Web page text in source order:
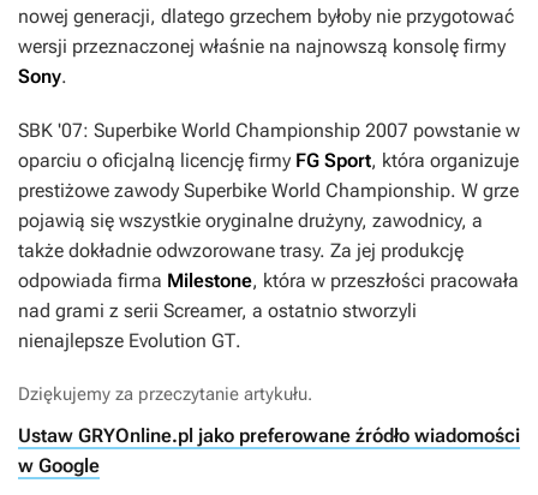
nowej generacji, dlatego grzechem byłoby nie przygotować
wersji przeznaczonej właśnie na najnowszą konsolę firmy
Sony.
SBK '07: Superbike World Championship 2007 powstanie w
oparciu o oficjalną licencję firmy FG Sport, która organizuje
prestiżowe zawody Superbike World Championship. W grze
pojawią się wszystkie oryginalne drużyny, zawodnicy, a
także dokładnie odwzorowane trasy. Za jej produkcję
odpowiada firma Milestone, która w przeszłości pracowała
nad grami z serii Screamer, a ostatnio stworzyli
nienajlepsze Evolution GT.
Dziękujemy za przeczytanie artykułu.
Ustaw GRYOnline.pl jako preferowane źródło wiadomości
w Google